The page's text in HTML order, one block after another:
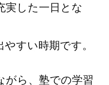
実した一日とな
すい時期です。
がら、塾での学習